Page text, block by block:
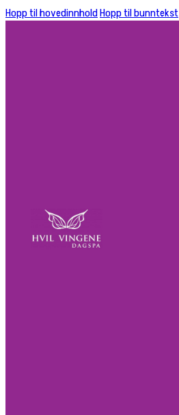
Hopp til hovedinnholdHopp til bunntekst